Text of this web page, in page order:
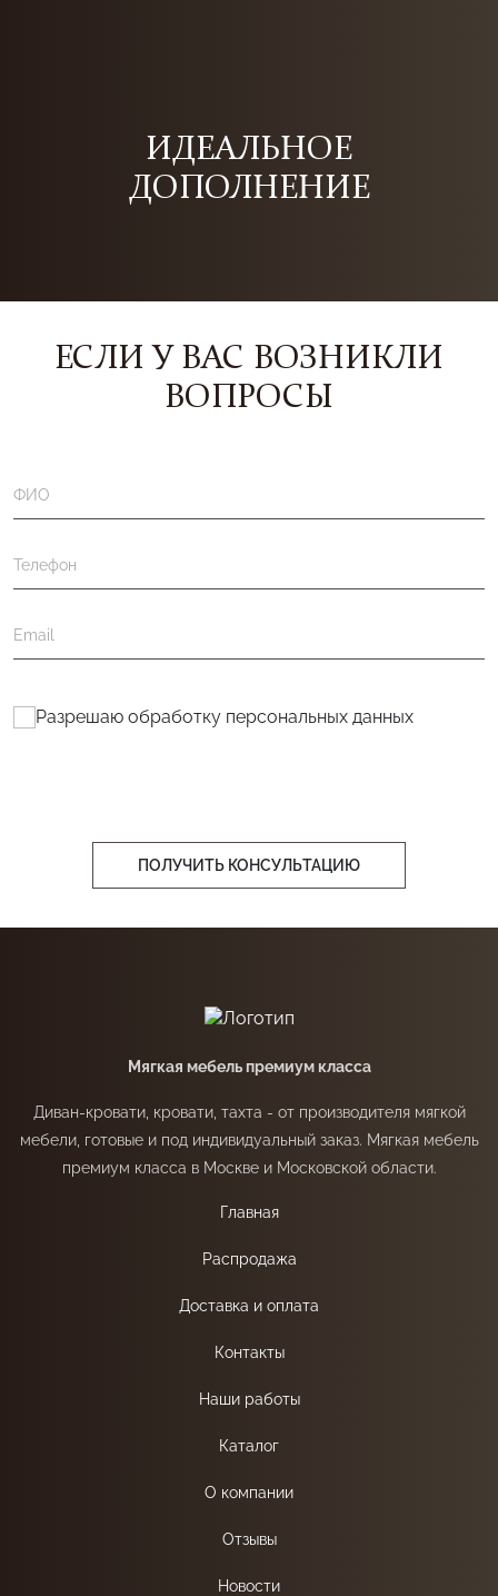
ИДЕАЛЬНОЕ
ДОПОЛНЕНИЕ
ЕСЛИ У ВАС ВОЗНИКЛИ
ВОПРОСЫ
Разрешаю обработку персональных данных
ПОЛУЧИТЬ КОНСУЛЬТАЦИЮ
Мягкая мебель премиум класса
Диван-кровати, кровати, тахта - от производителя мягкой
мебели, готовые и под индивидуальный заказ. Мягкая мебель
премиум класса в Москве и Московской области.
Главная
Распродажа
Доставка и оплата
Контакты
Наши работы
Каталог
О компании
Отзывы
Новости